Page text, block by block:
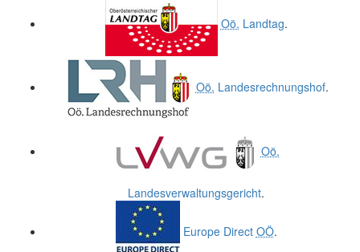
Oö. Landtag.
Oö. Landesrechnungshof.
Oö.
Landesverwaltungsgericht.
Europe Direct OÖ.